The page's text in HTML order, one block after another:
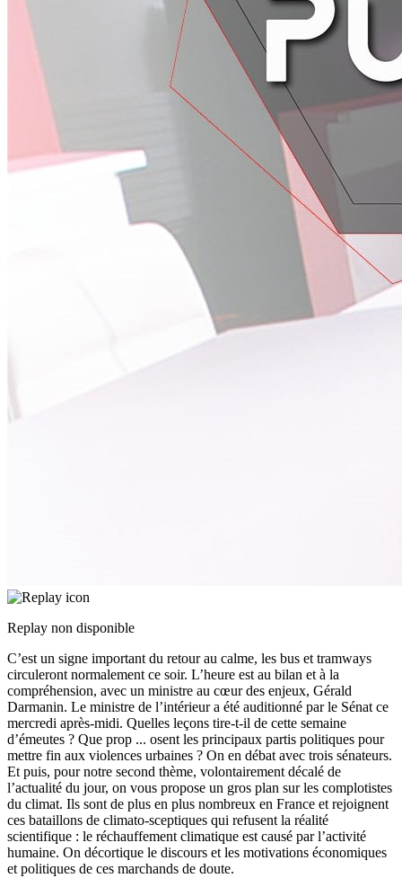
Replay non disponible
C’est un signe important du retour au calme, les bus et tramways
circuleront normalement ce soir. L’heure est au bilan et à la
compréhension, avec un ministre au cœur des enjeux, Gérald
Darmanin. Le ministre de l’intérieur a été auditionné par le Sénat ce
mercredi après-midi. Quelles leçons tire-t-il de cette semaine
d’émeutes ? Que prop ... osent les principaux partis politiques pour
mettre fin aux violences urbaines ? On en débat avec trois sénateurs.
Et puis, pour notre second thème, volontairement décalé de
l’actualité du jour, on vous propose un gros plan sur les complotistes
du climat. Ils sont de plus en plus nombreux en France et rejoignent
ces bataillons de climato-sceptiques qui refusent la réalité
scientifique : le réchauffement climatique est causé par l’activité
humaine. On décortique le discours et les motivations économiques
et politiques de ces marchands de doute.